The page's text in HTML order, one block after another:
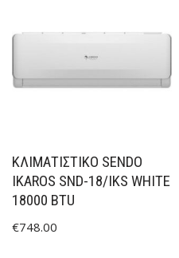
ΚΛΙΜΑΤΙΣΤΙΚΟ SENDO
IKAROS SND-18/IKS WHITE
18000 BTU
€748.00